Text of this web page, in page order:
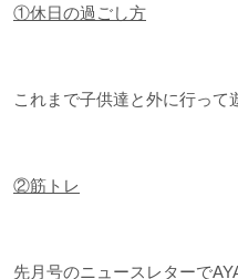
①休日の過ごし方
これまで子供達と外に行って
②筋トレ
先月号のニュースレターで